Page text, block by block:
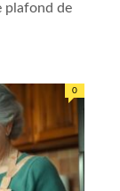
plafond de
0